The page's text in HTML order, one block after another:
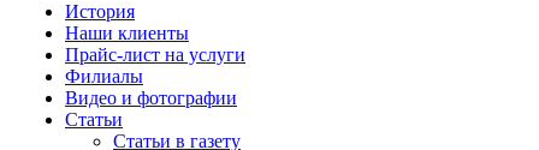
История
Наши клиенты
Прайс-лист на услуги
Филиалы
Видео и фотографии
Статьи
Статьи в газету